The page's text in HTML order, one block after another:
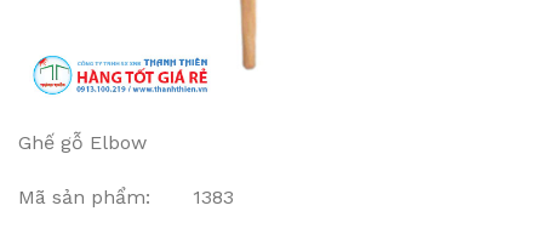
Ghế gỗ Elbow
Mã sản phẩm: 1383